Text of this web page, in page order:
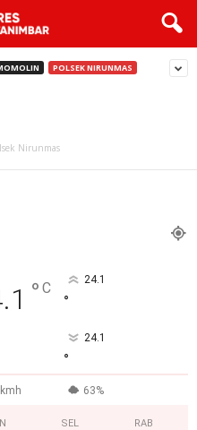
POLSEK NIRUNMAS
Agustinus Utuwaly, S.,
Kecamatan Nirunmas
- 26 Mei 2017
Nirunmas
° C 24.1
°
24.1
°
63%
SEL RAB